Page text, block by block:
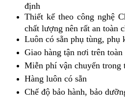
định
Thiết kế theo công nghệ
chất lượng nên rất an toàn
Luôn có sẵn phụ tùng, phụ
Giao hàng tận nơi trên toàn
Miễn phí vận chuyển trong
Hàng luôn có sẵn
Chế độ bảo hành, bảo